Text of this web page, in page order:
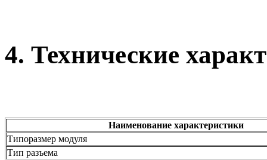
4. Технические
Наименование характеристики
Типоразмер модуля
Тип разъема